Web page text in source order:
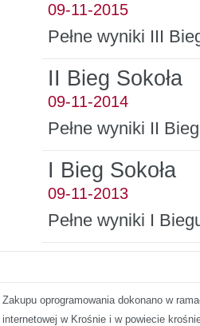
09-11-2015
Pełne wyniki III
II Bieg Sokoła
09-11-2014
Pełne wyniki II
I Bieg Sokoła
09-11-2013
Pełne wyniki I
Zakupu oprogramowania dokonano w
internetowej w Krośnie i w powiecie